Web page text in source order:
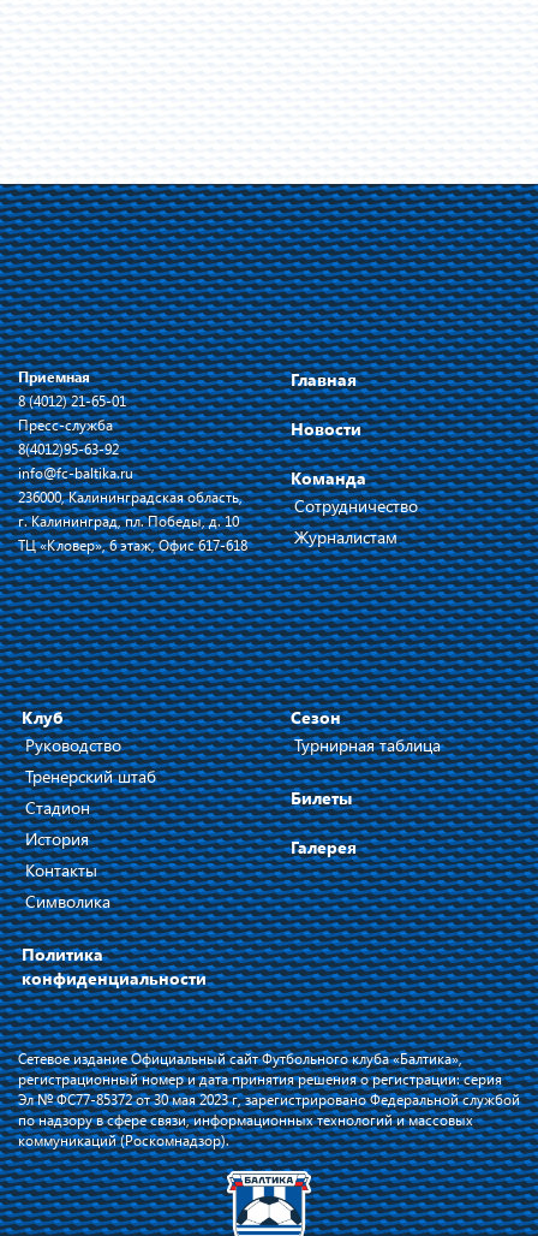
Приемная
8 (4012) 21-65-01
Пресс-служба
8(4012)95-63-92
info@fc-baltika.ru
236000, Калининградская область,
г. Калининград, пл. Победы, д. 10
ТЦ «Кловер», 6 этаж, Офис 617-618
Главная
Новости
Команда
Сотрудничество
Журналистам
Клуб
Руководство
Тренерский штаб
Стадион
История
Контакты
Символика
Политика
конфиденциальности
Сезон
Турнирная таблица
Билеты
Галерея
Сетевое издание Официальный сайт Футбольного клуба «Балтика»,
регистрационный номер и дата принятия решения о регистрации: серия
Эл № ФС77-85372 от 30 мая 2023 г, зарегистрировано Федеральной службой
по надзору в сфере связи, информационных технологий и массовых
коммуникаций (Роскомнадзор).